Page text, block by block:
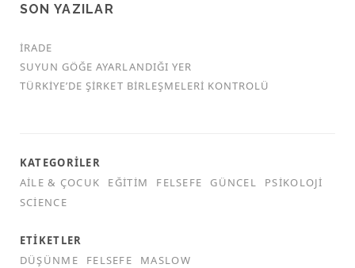
SON YAZILAR
İRADE
SUYUN GÖĞE AYARLANDIĞI YER
TÜRKİYE’DE ŞİRKET BİRLEŞMELERİ KONTROLÜ
KATEGORILER
AILE & ÇOCUK
EĞITIM FELSEFE GÜNCEL
PSIKOLOJI
SCIENCE
ETIKETLER
DÜŞÜNME
FELSEFE MASLOW